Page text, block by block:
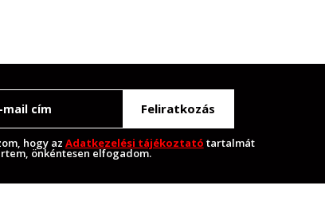
Feliratkozás
hogy az Adatkezelési tájékoztató tartalmát
önkéntesen elfogadom.